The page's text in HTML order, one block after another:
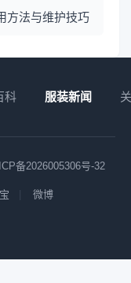
方法与维护技巧
科 服装新闻
备2026005306号-32
微博